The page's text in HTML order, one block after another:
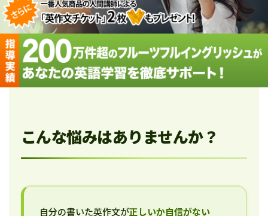
こんな悩みはありませんか？
自分の書いた英作文が正しいか自信がない